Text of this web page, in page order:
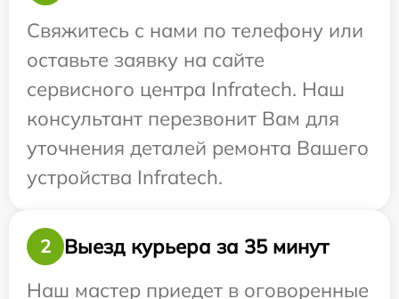
Свяжитесь с нами по телефону или
оставьте заявку на сайте
сервисного центра Infratech. Наш
консультант перезвонит Вам для
уточнения деталей ремонта Вашего
устройства Infratech.
2
Выезд курьера за 35 минут
Наш мастер приедет в оговоренные